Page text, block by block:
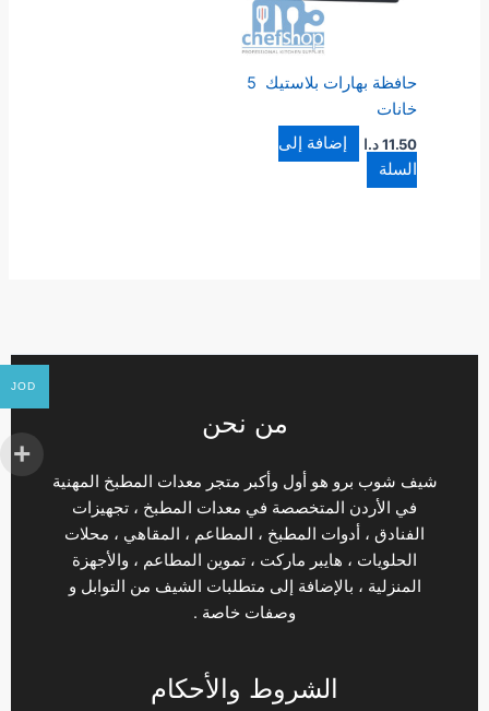
حافظة بهارات بلاستيك 5
خانات
11.50 د.ا
إضافة إلى
السلة
من نحن
شيف شوب برو هو أول وأكبر متجر معدات المطبخ المهنية
في الأردن المتخصصة في معدات المطبخ ، تجهيزات
الفنادق ، أدوات المطبخ ، المطاعم ، المقاهي ، محلات
الحلويات ، هايبر ماركت ، تموين المطاعم ، والأجهزة
المنزلية ، بالإضافة إلى متطلبات الشيف من التوابل و
وصفات خاصة .
الشروط والأحكام
JOD